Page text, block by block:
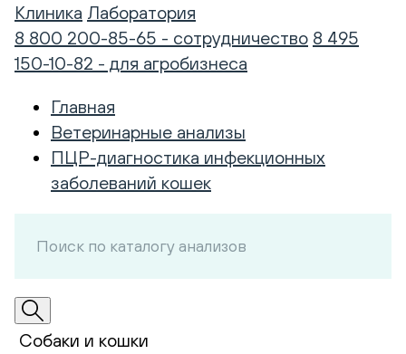
Клиника Лаборатория
8 800 200-85-65 - сотрудничество 8 495
150-10-82 - для агробизнеса
Главная
Ветеринарные анализы
ПЦР-диагностика инфекционных
заболеваний кошек
Собаки и кошки